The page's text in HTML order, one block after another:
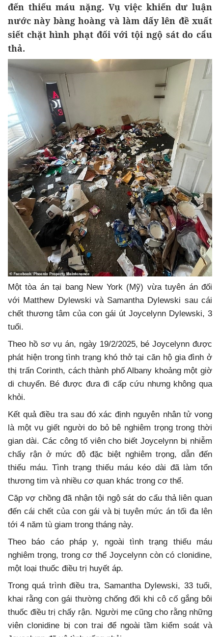
đến thiếu máu nặng. Vụ việc khiến dư luận
nước này bàng hoàng và làm dấy lên đề xuất
siết chặt hình phạt đối với tội ngộ sát do cẩu
thả.
Một tòa án tại bang New York (Mỹ) vừa tuyên án đối
với Matthew Dylewski và Samantha Dylewski sau cái
chết thương tâm của con gái út Joycelynn Dylewski, 3
tuổi.
Theo hồ sơ vụ án, ngày 19/2/2025, bé Joycelynn được
phát hiện trong tình trạng khó thở tại căn hộ gia đình ở
thị trấn Corinth, cách thành phố Albany khoảng một giờ
di chuyển. Bé được đưa đi cấp cứu nhưng không qua
khỏi.
Kết quả điều tra sau đó xác định nguyên nhân tử vong
là một vụ giết người do bỏ bê nghiêm trọng trong thời
gian dài. Các công tố viên cho biết Joycelynn bị nhiễm
chấy rận ở mức độ đặc biệt nghiêm trọng, dẫn đến
thiếu máu. Tình trạng thiếu máu kéo dài đã làm tổn
thương tim và nhiều cơ quan khác trong cơ thể.
Cặp vợ chồng đã nhận tội ngộ sát do cẩu thả liên quan
đến cái chết của con gái và bị tuyên mức án tối đa lên
tới 4 năm tù giam trong tháng này.
Theo báo cáo pháp y, ngoài tình trạng thiếu máu
nghiêm trọng, trong cơ thể Joycelynn còn có clonidine,
một loại thuốc điều trị huyết áp.
Trong quá trình điều tra, Samantha Dylewski, 33 tuổi,
khai rằng con gái thường chống đối khi cô cố gắng bôi
thuốc điều trị chấy rận. Người mẹ cũng cho rằng những
viên clonidine bị con trai để ngoài tầm kiểm soát và